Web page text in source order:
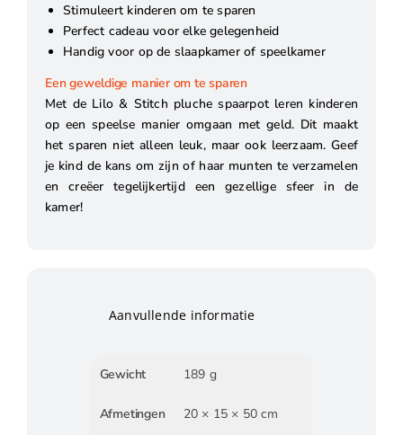
Stimuleert kinderen om te sparen
Perfect cadeau voor elke gelegenheid
Handig voor op de slaapkamer of speelkamer
Een geweldige manier om te sparen
Met de Lilo & Stitch pluche spaarpot leren kinderen
op een speelse manier omgaan met geld. Dit maakt
het sparen niet alleen leuk, maar ook leerzaam. Geef
je kind de kans om zijn of haar munten te verzamelen
en creëer tegelijkertijd een gezellige sfeer in de
kamer!
Aanvullende informatie
Gewicht 189 g
Afmetingen 20 × 15 × 50 cm